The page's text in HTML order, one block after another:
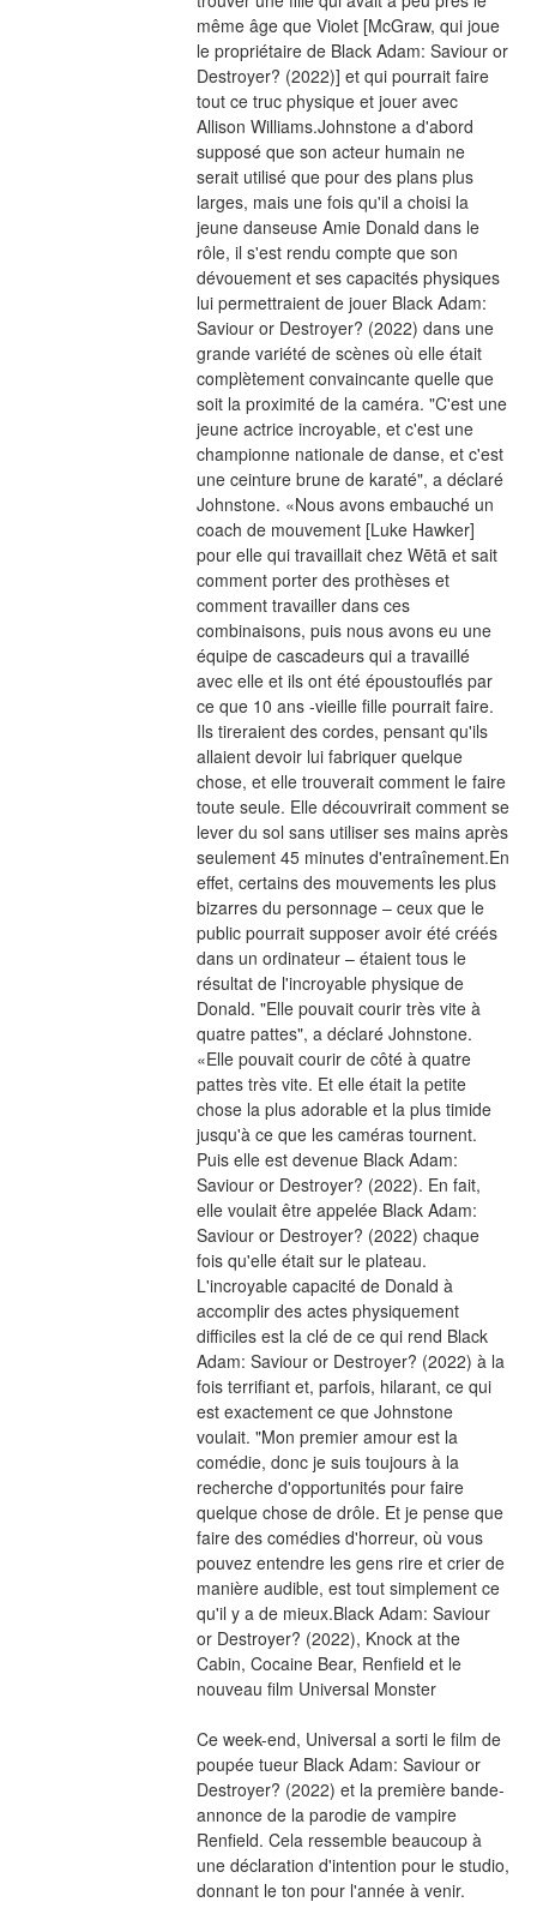
même âge que Violet [McGraw, qui joue
le propriétaire de Black Adam: Saviour or
Destroyer? (2022)] et qui pourrait faire
tout ce truc physique et jouer avec
Allison Williams.Johnstone a d'abord
supposé que son acteur humain ne
serait utilisé que pour des plans plus
larges, mais une fois qu'il a choisi la
jeune danseuse Amie Donald dans le
rôle, il s'est rendu compte que son
dévouement et ses capacités physiques
lui permettraient de jouer Black Adam:
Saviour or Destroyer? (2022) dans une
grande variété de scènes où elle était
complètement convaincante quelle que
soit la proximité de la caméra. "C'est une
jeune actrice incroyable, et c'est une
championne nationale de danse, et c'est
une ceinture brune de karaté", a déclaré
Johnstone. «Nous avons embauché un
coach de mouvement [Luke Hawker]
pour elle qui travaillait chez Wētā et sait
comment porter des prothèses et
comment travailler dans ces
combinaisons, puis nous avons eu une
équipe de cascadeurs qui a travaillé
avec elle et ils ont été époustouflés par
ce que 10 ans -vieille fille pourrait faire.
Ils tireraient des cordes, pensant qu'ils
allaient devoir lui fabriquer quelque
chose, et elle trouverait comment le faire
toute seule. Elle découvrirait comment se
lever du sol sans utiliser ses mains après
seulement 45 minutes d'entraînement.En
effet, certains des mouvements les plus
bizarres du personnage – ceux que le
public pourrait supposer avoir été créés
dans un ordinateur – étaient tous le
résultat de l'incroyable physique de
Donald. "Elle pouvait courir très vite à
quatre pattes", a déclaré Johnstone.
«Elle pouvait courir de côté à quatre
pattes très vite. Et elle était la petite
chose la plus adorable et la plus timide
jusqu'à ce que les caméras tournent.
Puis elle est devenue Black Adam:
Saviour or Destroyer? (2022). En fait,
elle voulait être appelée Black Adam:
Saviour or Destroyer? (2022) chaque
fois qu'elle était sur le plateau.
L'incroyable capacité de Donald à
accomplir des actes physiquement
difficiles est la clé de ce qui rend Black
Adam: Saviour or Destroyer? (2022) à la
fois terrifiant et, parfois, hilarant, ce qui
est exactement ce que Johnstone
voulait. "Mon premier amour est la
comédie, donc je suis toujours à la
recherche d'opportunités pour faire
quelque chose de drôle. Et je pense que
faire des comédies d'horreur, où vous
pouvez entendre les gens rire et crier de
manière audible, est tout simplement ce
qu'il y a de mieux.Black Adam: Saviour
or Destroyer? (2022), Knock at the
Cabin, Cocaine Bear, Renfield et le
nouveau film Universal Monster
Ce week-end, Universal a sorti le film de
poupée tueur Black Adam: Saviour or
Destroyer? (2022) et la première bande-
annonce de la parodie de vampire
Renfield. Cela ressemble beaucoup à
une déclaration d'intention pour le studio,
donnant le ton pour l'année à venir.